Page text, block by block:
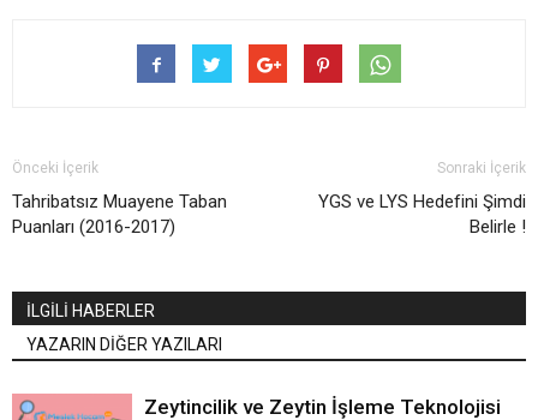
Önceki İçerik
Tahribatsız Muayene Taban
Puanları (2016-2017)
Sonraki İçerik
YGS ve LYS Hedefini Şimdi
Belirle !
İLGİLİ HABERLER
YAZARIN DİĞER YAZILARI
Zeytincilik ve Zeytin İşleme Teknolojisi